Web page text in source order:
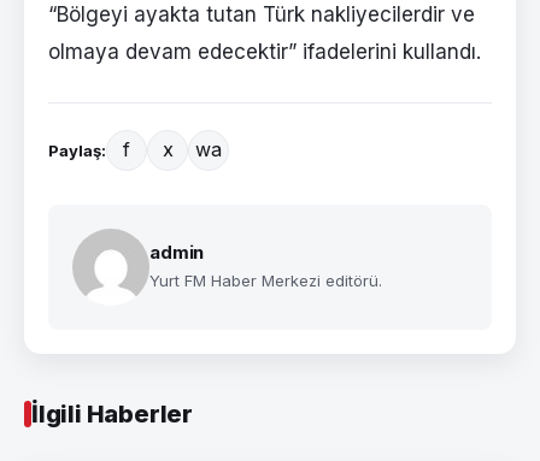
“Bölgeyi ayakta tutan Türk nakliyecilerdir ve
olmaya devam edecektir” ifadelerini kullandı.
Paylaş: f x wa
admin
Yurt FM Haber Merkezi editörü.
İlgili Haberler